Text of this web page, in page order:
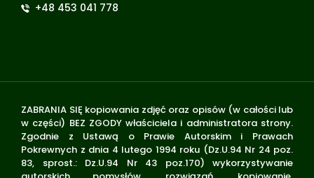
+48 453 041 778
ZABRANIA SIĘ kopiowania zdjęć oraz opisów (w całości lub
w części) BEZ ZGODY właściciela i administratora strony.
Zgodnie z Ustawą o Prawie Autorskim i Prawach
Pokrewnych z dnia 4 lutego 1994 roku (Dz.U.94 Nr 24 poz.
83, sprost.: Dz.U.94 Nr 43 poz.170) wykorzystywanie